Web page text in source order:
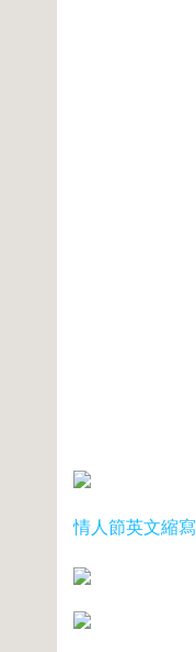
情人節英文縮寫